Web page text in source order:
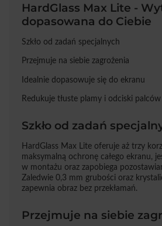
HardGlass Max Lite -
dopasowana do Ciebie
Szkło od zadań specjalnych
Przejmuje na siebie zagrożenia
Idealnie dopasowuje się do ekranu
Redukuje tłuste plamy i odciski palców
Szkło od zadań
HardGlass Max Lite oferuje aż trzy
maksymalną ochronę całego ekranu,
w montażu oraz zapobiega
Zaledwie 0,3 mm grubości oraz
zapewnia obraz bez przekłamań.
Przejmuje na siebie